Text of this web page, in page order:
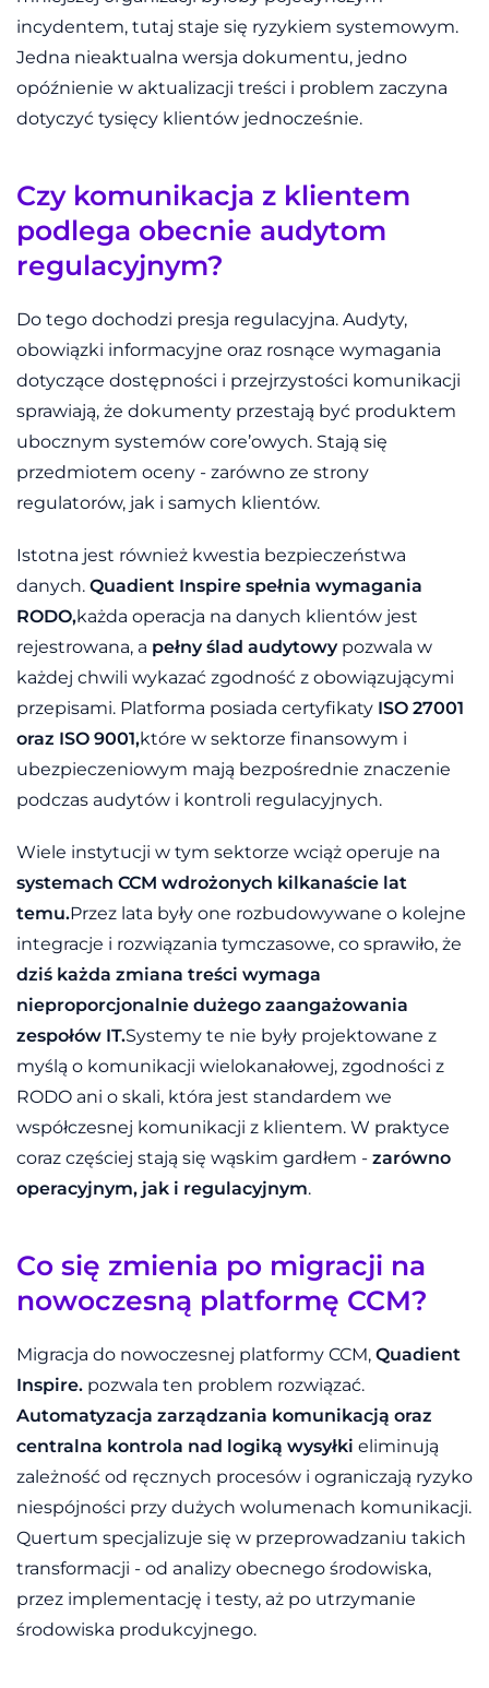
incydentem, tutaj staje się ryzykiem systemowym.
Jedna nieaktualna wersja dokumentu, jedno
opóźnienie w aktualizacji treści i problem zaczyna
dotyczyć tysięcy klientów jednocześnie.
Czy komunikacja z klientem
podlega obecnie audytom
regulacyjnym?
Do tego dochodzi presja regulacyjna. Audyty,
obowiązki informacyjne oraz rosnące wymagania
dotyczące dostępności i przejrzystości komunikacji
sprawiają, że dokumenty przestają być produktem
ubocznym systemów core’owych. Stają się
przedmiotem oceny - zarówno ze strony
regulatorów, jak i samych klientów.
Istotna jest również kwestia bezpieczeństwa
danych. Quadient Inspire spełnia wymagania
RODO,każda operacja na danych klientów jest
rejestrowana, a pełny ślad audytowypozwala w
każdej chwili wykazać zgodność z obowiązującymi
przepisami. Platforma posiada certyfikaty ISO 27001
oraz ISO 9001,które w sektorze finansowym i
ubezpieczeniowym mają bezpośrednie znaczenie
podczas audytów i kontroli regulacyjnych.
Wiele instytucji w tym sektorze wciąż operuje na
systemach CCM wdrożonych kilkanaście lat
temu.Przez lata były one rozbudowywane o kolejne
integracje i rozwiązania tymczasowe, co sprawiło, że
dziś każda zmiana treści wymaga
nieproporcjonalnie dużego zaangażowania
zespołów IT.Systemy te nie były projektowane z
myślą o komunikacji wielokanałowej, zgodności z
RODO ani o skali, która jest standardem we
współczesnej komunikacji z klientem. W praktyce
coraz częściej stają się wąskim gardłem - zarówno
operacyjnym, jak i regulacyjnym.
Co się zmienia po migracji na
nowoczesną platformę CCM?
Migracja do nowoczesnej platformy CCM, Quadient
Inspire. pozwala ten problem rozwiązać.
Automatyzacja zarządzania komunikacją oraz
centralna kontrola nad logiką wysyłki eliminują
zależność od ręcznych procesów i ograniczają ryzyko
niespójności przy dużych wolumenach komunikacji.
Quertum specjalizuje się w przeprowadzaniu takich
transformacji - od analizy obecnego środowiska,
przez implementację i testy, aż po utrzymanie
środowiska produkcyjnego.